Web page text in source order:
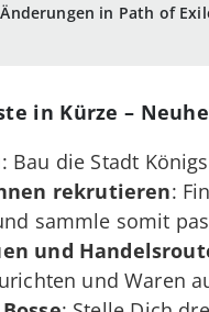
in Path of
in Kürze –
: Bau die Stadt
rekrutieren:
sammle somit
und
und Waren